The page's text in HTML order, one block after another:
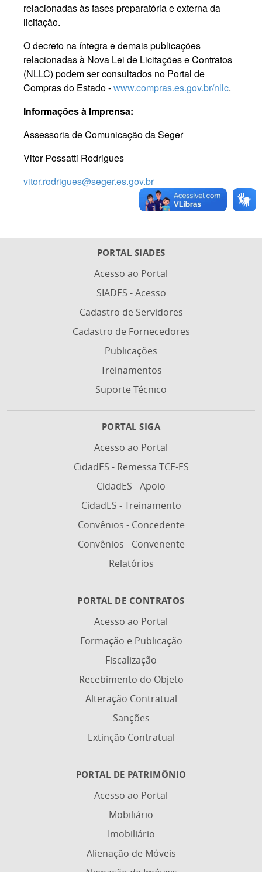
relacionadas às fases preparatória e externa da
licitação.
O decreto na íntegra e demais publicações
relacionadas à Nova Lei de Licitações e Contratos
(NLLC) podem ser consultados no Portal de
Compras do Estado -www.compras.es.gov.br/nllc.
Informações à Imprensa:
Assessoria de Comunicação da Seger
Vitor Possatti Rodrigues
vitor.rodrigues@seger.es.gov.br
PORTAL SIADES
Acesso ao Portal
SIADES - Acesso
Cadastro de Servidores
Cadastro de Fornecedores
Publicações
Treinamentos
Suporte Técnico
PORTAL SIGA
Acesso ao Portal
CidadES - Remessa TCE-ES
CidadES - Apoio
CidadES - Treinamento
Convênios - Concedente
Convênios - Convenente
Relatórios
PORTAL DE CONTRATOS
Acesso ao Portal
Formação e Publicação
Fiscalização
Recebimento do Objeto
Alteração Contratual
Sanções
Extinção Contratual
PORTAL DE PATRIMÔNIO
Acesso ao Portal
Mobiliário
Imobiliário
Alienação de Móveis